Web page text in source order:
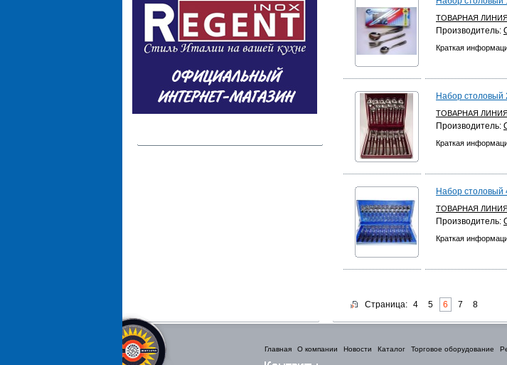
ТОВАРНАЯ
Производитель:
Краткая
Набор столовый
ТОВАРНАЯ
Производитель:
Краткая
Набор столовый
ТОВАРНАЯ
Производитель:
Краткая
Страница: 4 5 6 7 8
Главная О компании Новости Каталог Торговое оборудование